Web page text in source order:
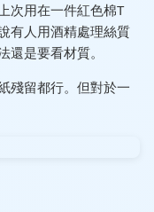
次用在一件紅色棉T
有人用酒精處理絲質
是要看材質。
殘留都行。但對於一